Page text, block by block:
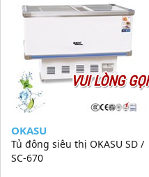
VUI LÒNG GỌI
OKASU
Tủ đông siêu thị OKASU SD /
SC-670